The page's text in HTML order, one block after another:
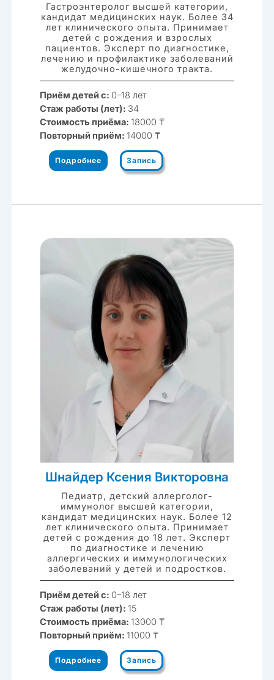
Гастроэнтеролог высшей категории,
кандидат медицинских наук. Более 34
лет клинического опыта. Принимает
детей с рождения и взрослых
пациентов. Эксперт по диагностике,
лечению и профилактике заболеваний
желудочно-кишечного тракта.
Приём детей с: 0–18 лет
Стаж работы (лет): 34
Стоимость приёма: 18000 ₸
Повторный приём: 14000 ₸
Подробнее Запись
Шнайдер Ксения Викторовна
Педиатр, детский аллерголог-
иммунолог высшей категории,
кандидат медицинских наук. Более 12
лет клинического опыта. Принимает
детей с рождения до 18 лет. Эксперт
по диагностике и лечению
аллергических и иммунологических
заболеваний у детей и подростков.
Приём детей с: 0–18 лет
Стаж работы (лет): 15
Стоимость приёма: 13000 ₸
Повторный приём: 11000 ₸
Подробнее Запись